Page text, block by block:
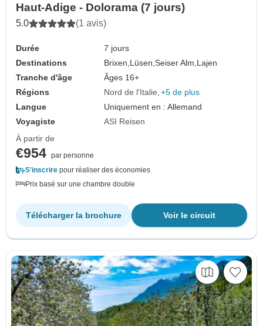
Haut-Adige - Dolorama (7 jours)
5.0 (1 avis)
Durée
7 jours
Destinations
Brixen,Lüsen,Seiser Alm,Lajen
Tranche d'âge
Âges 16+
Régions
Nord de l'Italie +5 de plus
Langue
Uniquement en : Allemand
Voyagiste
ASI Reisen
À partir de
€954 par personne
S'inscrire pour réaliser des économies
Prix basé sur une chambre double
Voir le circuit
Télécharger la brochure